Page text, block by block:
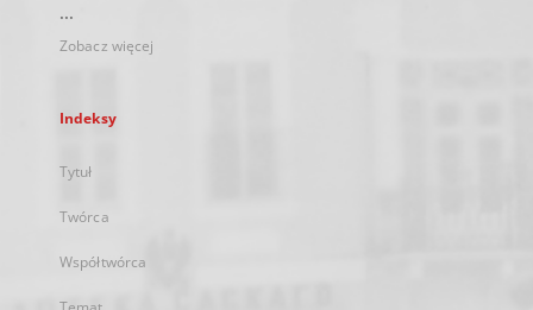
...
Zobacz więcej
Indeksy
Tytuł
Twórca
Współtwórca